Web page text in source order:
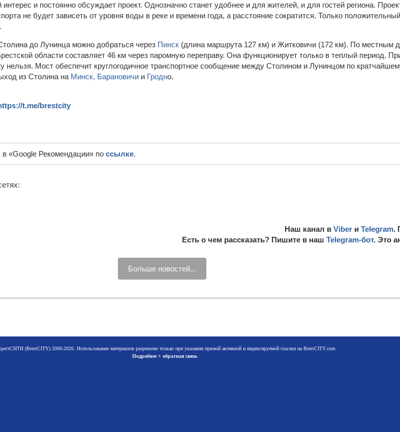
и постоянно обсуждает проект. Однозначно станет удобнее и для жителей, и для гостей региона.
не будет зависеть от уровня воды в реке и времени года, а расстояние сократится. Только
до Лунинца можно добраться через Пинск (длина маршрута 127 км) и Житковичи (172 км). По местным
области составляет 46 км через паромную переправу. Она функционирует только в теплый период.
нельзя. Мост обеспечит круглогодичное транспортное сообщение между Столином и Лунинцом по
из Столина на Минск, Барановичи и Гродно.
t.me/brestcity
в «Google Рекомендации» по ссылке.
Наш канал в Viber и Telegram.
Есть о чем рассказать? Пишите в наш Telegram-бот. Это
Больше новостей...
(BrestCITY) 2006-2026. Использование материалов разрешено только при указании прямой активной и индексируемой ссылки на BrestCITY.com
Подробнее + обратная связь